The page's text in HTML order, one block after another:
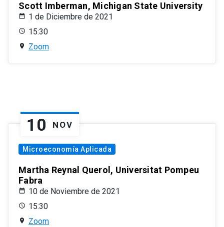
Scott Imberman, Michigan State University
1 de Diciembre de 2021
15:30
Zoom
10 NOV
Microeconomía Aplicada
Martha Reynal Querol, Universitat Pompeu
Fabra
10 de Noviembre de 2021
15:30
Zoom